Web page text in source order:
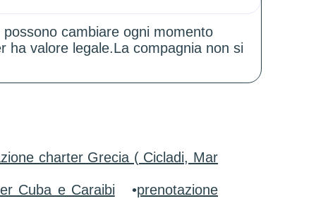
cambiare ogni momento
ha valore legale.La compagnia non si
charter Grecia ( Cicladi, Mar
Cuba e Caraibi •prenotazione